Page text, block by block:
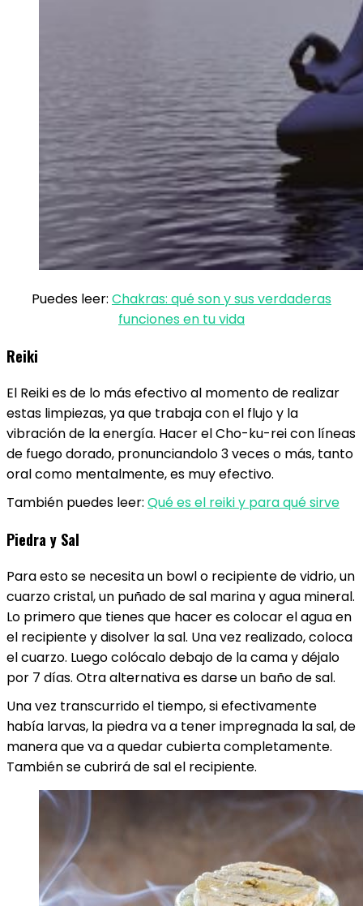
Puedes leer: Chakras: qué son y sus verdaderas
funciones en tu vida
Reiki
El Reiki es de lo más efectivo al momento de realizar
estas limpiezas, ya que trabaja con el flujo y la
vibración de la energía. Hacer el Cho-ku-rei con líneas
de fuego dorado, pronunciandolo 3 veces o más, tanto
oral como mentalmente, es muy efectivo.
También puedes leer: Qué es el reiki y para qué sirve
Piedra y Sal
Para esto se necesita un bowl o recipiente de vidrio, un
cuarzo cristal, un puñado de sal marina y agua mineral.
Lo primero que tienes que hacer es colocar el agua en
el recipiente y disolver la sal. Una vez realizado, coloca
el cuarzo. Luego colócalo debajo de la cama y déjalo
por 7 días. Otra alternativa es darse un baño de sal.
Una vez transcurrido el tiempo, si efectivamente
había larvas, la piedra va a tener impregnada la sal, de
manera que va a quedar cubierta completamente.
También se cubrirá de sal el recipiente.